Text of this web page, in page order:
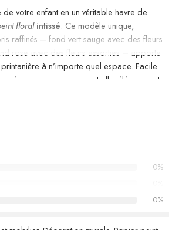
votre enfant en un véritable havre de
floral intissé. Ce modèle unique,
raffinés – fond vert sauge avec des fleurs
rose avec des fleurs assorties – apporte
à n’importe quel espace. Facile
ce papier peint allie élégance et
sereine idéale pour les chambres
du papier peint
et intemporel. Voici les
0%
0%